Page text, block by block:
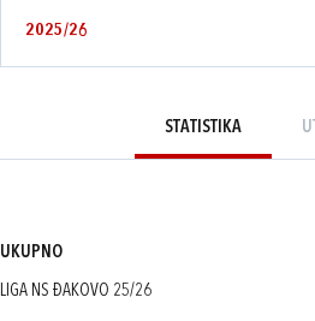
2025/26
STATISTIKA
UKUPNO
LIGA NS ĐAKOVO 25/26